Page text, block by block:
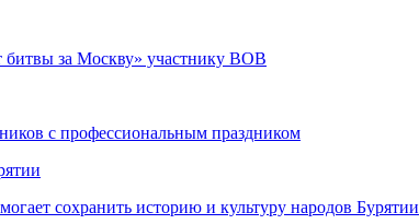
битвы за Москву» участнику ВОВ
с профессиональным праздником
сохранить историю и культуру народов Бурятии